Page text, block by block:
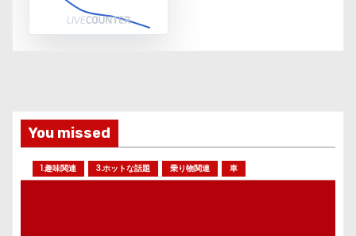
You missed
1.趣味関連 3.ホットな話題 乗り物関連 車